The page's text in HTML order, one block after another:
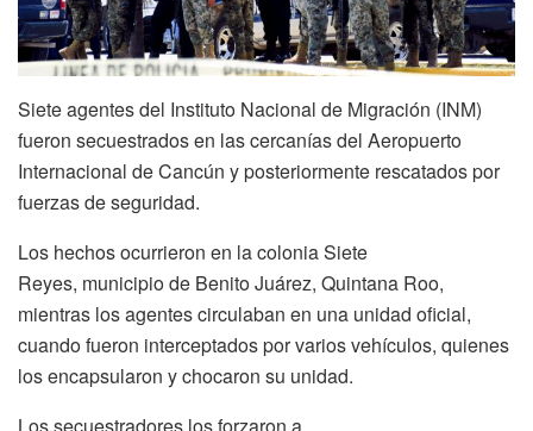
Siete agentes del Instituto Nacional de Migración (INM)
fueron secuestrados en las cercanías del Aeropuerto
Internacional de Cancún y posteriormente rescatados por
fuerzas de seguridad.
Los hechos ocurrieron en la colonia Siete
Reyes, municipio de Benito Juárez, Quintana Roo,
mientras los agentes circulaban en una unidad oficial,
cuando fueron interceptados por varios vehículos, quienes
los encapsularon y chocaron su unidad.
Los secuestradores los forzaron a